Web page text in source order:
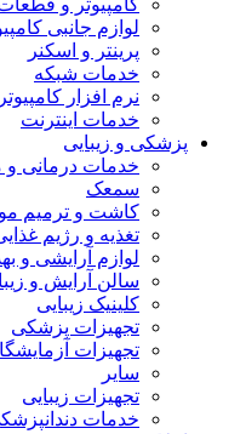
کامپیوتر و
لوازم جانبی
پرینتر و اسکنر
خدمات شبکه
نرم افزار کامپیوتر
خدمات اینترنت
پزشکی و زیبایی
خدمات درمانی و
سمعک
کاشت و ترمیم مو
تغذیه و رژیم
لوازم آرایشی و
سالن آرایش و
کلینیک زیبایی
تجهیزات پزشکی
تجهیزات
سایر
تجهیزات زیبایی
خدمات